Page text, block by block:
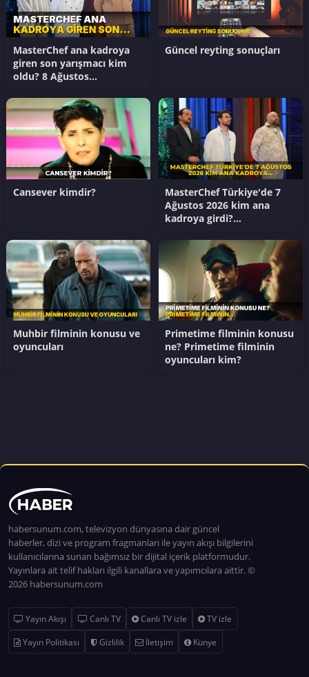
MasterChef ana kadroya
giren son yarışmacı kim
oldu? 8 Ağustos
giren 20. yarışmacı kim?
Güncel reyting sonuçları
Cansever kimdir?
MasterChef Türkiye'de 7
Ağustos 2026 kim ana
kadroya girdi?
kazandı?
Muhbir filminin konusu ve
oyuncuları
Primetime filminin konusu
ne? Primetime filminin
oyuncuları kim?
habersunum.com, televizyon dünyasına dair güncel
haberler, dizi ve program fragmanları ile yayın akışı bilgilerini
kullanıcılarına sunan bağımsız bir dijital içerik platformudur.
Yayınlara ait telif hakları ilgili kanallara ve yapımcılara aittir. ©
2026 habersunum.com
Yayın Akışı Canlı TV Canlı TV izle
TV izle
Yayın Politikası
Gizlilik İletişim Künye